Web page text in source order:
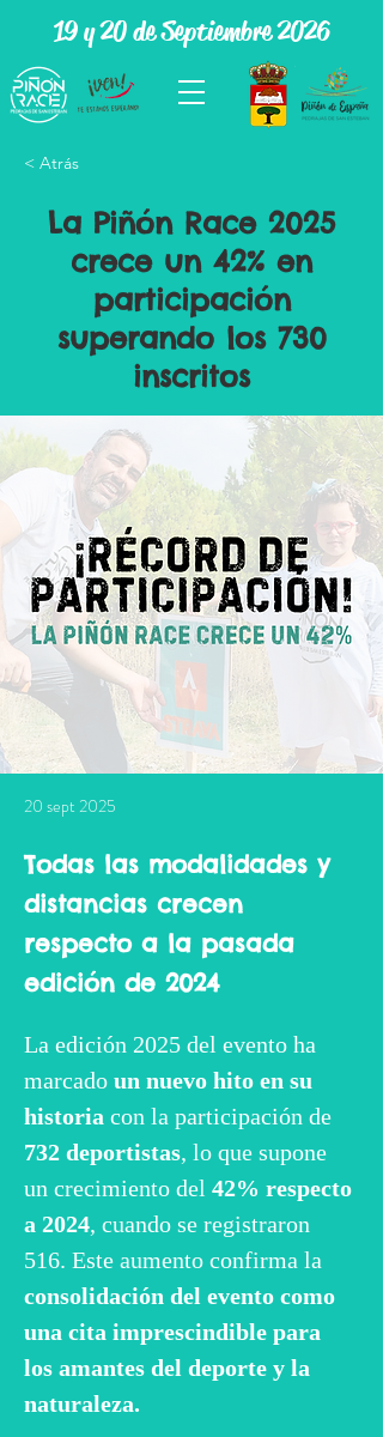
19 y 20 de Septiembre 2026
< Atrás
La Piñón Race 2025
crece un 42% en
participación
superando los 730
inscritos
20 sept 2025
Todas las modalidades y
distancias crecen
respecto a la pasada
edición de 2024
La edición 2025 del evento ha
marcado un nuevo hito en su
historia con la participación de
732 deportistas, lo que supone
un crecimiento del 42% respecto
a 2024, cuando se registraron
516. Este aumento confirma la
consolidación del evento como
una cita imprescindible para
los amantes del deporte y la
naturaleza.